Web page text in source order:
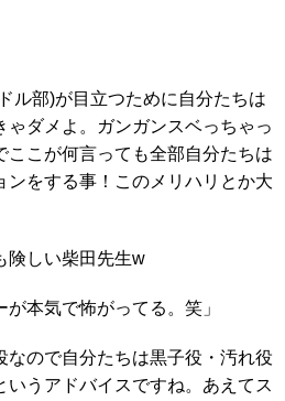
ル部)が目立つために自分たちは
ゃダメよ。ガンガンスベっちゃっ
ここが何言っても全部自分たちは
ンをする事！このメリハリとか大
険しい柴田先生w
本気で怖がってる。笑」
なので自分たちは黒子役・汚れ役
いうアドバイスですね。あえてス